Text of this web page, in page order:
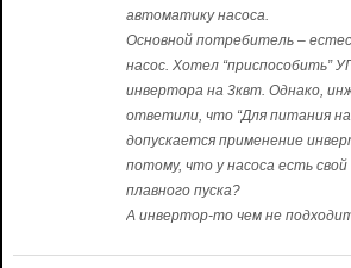
автоматику насоса.
Основной потребитель –
насос. Хотел “приспособить”
инвертора на 3квт. Однако,
ответили, что “Для питания
допускается применение
потому, что у насоса есть
плавного пуска?
А инвертор-то чем не